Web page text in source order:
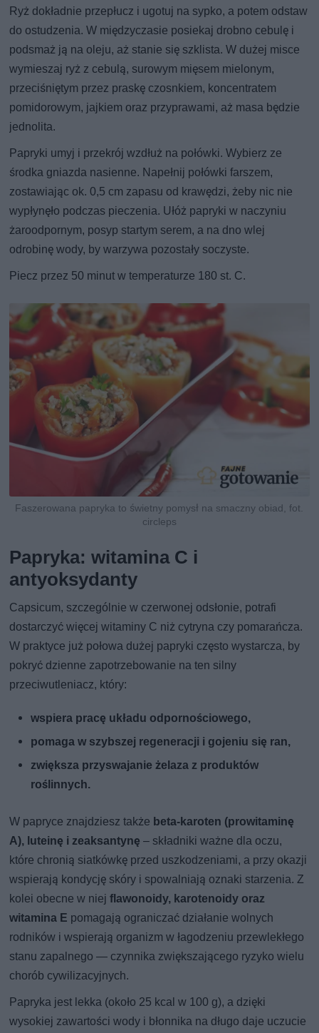
Ryż dokładnie przepłucz i ugotuj na sypko, a potem odstaw
do ostudzenia. W międzyczasie posiekaj drobno cebulę i
podsmaż ją na oleju, aż stanie się szklista. W dużej misce
wymieszaj ryż z cebulą, surowym mięsem mielonym,
przeciśniętym przez praskę czosnkiem, koncentratem
pomidorowym, jajkiem oraz przyprawami, aż masa będzie
jednolita.
Papryki umyj i przekrój wzdłuż na połówki. Wybierz ze
środka gniazda nasienne. Napełnij połówki farszem,
zostawiając ok. 0,5 cm zapasu od krawędzi, żeby nic nie
wypłynęło podczas pieczenia. Ułóż papryki w naczyniu
żaroodpornym, posyp startym serem, a na dno wlej
odrobinę wody, by warzywa pozostały soczyste.
Piecz przez 50 minut w temperaturze 180 st. C.
Faszerowana papryka to świetny pomysł na smaczny obiad, fot.
circleps
Papryka: witamina C i
antyoksydanty
Capsicum, szczególnie w czerwonej odsłonie, potrafi
dostarczyć więcej witaminy C niż cytryna czy pomarańcza.
W praktyce już połowa dużej papryki często wystarcza, by
pokryć dzienne zapotrzebowanie na ten silny
przeciwutleniacz, który:
wspiera pracę układu odpornościowego,
pomaga w szybszej regeneracji i gojeniu się ran,
zwiększa przyswajanie żelaza z produktów
roślinnych.
W papryce znajdziesz także beta-karoten (prowitaminę
A), luteinę i zeaksantynę – składniki ważne dla oczu,
które chronią siatkówkę przed uszkodzeniami, a przy okazji
wspierają kondycję skóry i spowalniają oznaki starzenia. Z
kolei obecne w niejflawonoidy, karotenoidy oraz
witamina E pomagają ograniczać działanie wolnych
rodników i wspierają organizm w łagodzeniu przewlekłego
stanu zapalnego — czynnika zwiększającego ryzyko wielu
chorób cywilizacyjnych.
Papryka jest lekka (około 25 kcal w 100 g), a dzięki
wysokiej zawartości wody i błonnika na długo daje uczucie